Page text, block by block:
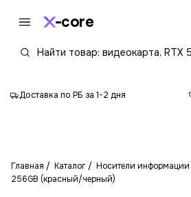
core
Доставка по РБ за 1-2 дня
Главная Каталог Носители информации
256GB (красный/черный)